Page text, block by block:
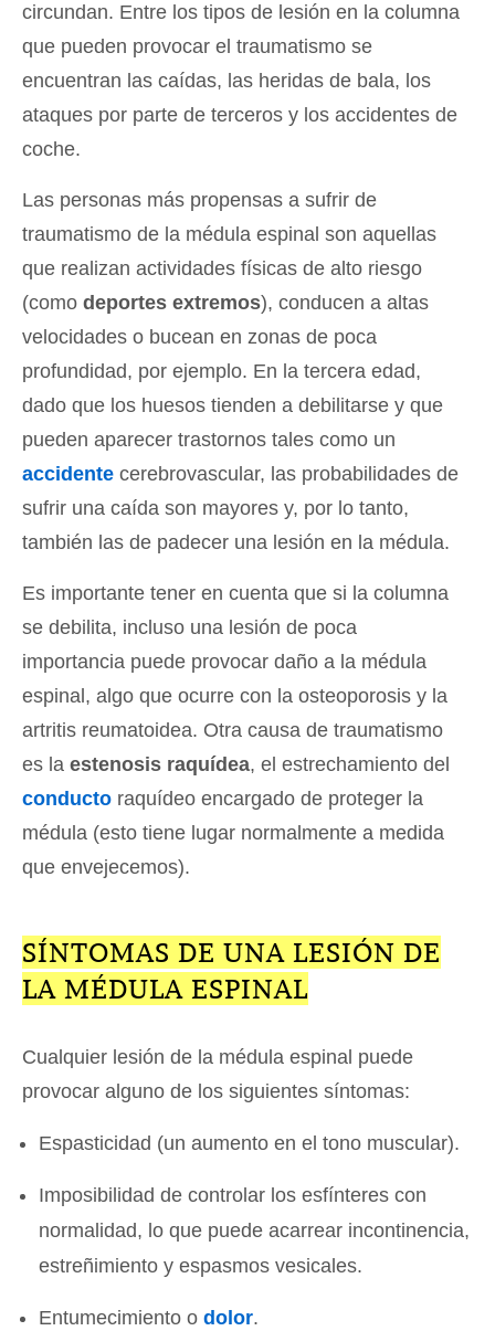
circundan. Entre los tipos de lesión en la columna
que pueden provocar el traumatismo se
encuentran las caídas, las heridas de bala, los
ataques por parte de terceros y los accidentes de
coche.
Las personas más propensas a sufrir de
traumatismo de la médula espinal son aquellas
que realizan actividades físicas de alto riesgo
(como deportes extremos), conducen a altas
velocidades o bucean en zonas de poca
profundidad, por ejemplo. En la tercera edad,
dado que los huesos tienden a debilitarse y que
pueden aparecer trastornos tales como un
accidente cerebrovascular, las probabilidades de
sufrir una caída son mayores y, por lo tanto,
también las de padecer una lesión en la médula.
Es importante tener en cuenta que si la columna
se debilita, incluso una lesión de poca
importancia puede provocar daño a la médula
espinal, algo que ocurre con la osteoporosis y la
artritis reumatoidea. Otra causa de traumatismo
es la estenosis raquídea, el estrechamiento del
conducto raquídeo encargado de proteger la
médula (esto tiene lugar normalmente a medida
que envejecemos).
SÍNTOMAS DE UNA LESIÓN DE
LA MÉDULA ESPINAL
Cualquier lesión de la médula espinal puede
provocar alguno de los siguientes síntomas:
Espasticidad (un aumento en el tono muscular).
Imposibilidad de controlar los esfínteres con
normalidad, lo que puede acarrear incontinencia,
estreñimiento y espasmos vesicales.
Entumecimiento odolor.